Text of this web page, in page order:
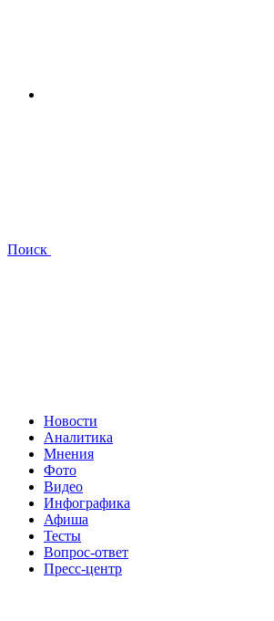
Поиск
Новости
Аналитика
Мнения
Фото
Видео
Инфографика
Афиша
Тесты
Вопрос-ответ
Пресс-центр